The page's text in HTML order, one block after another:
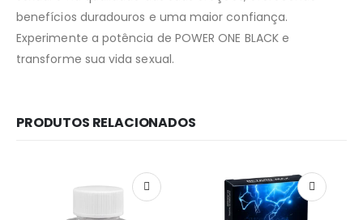
benefícios duradouros e uma maior confiança.
Experimente a potência de POWER ONE BLACK e
transforme sua vida sexual.
PRODUTOS RELACIONADOS
Redes Sociais